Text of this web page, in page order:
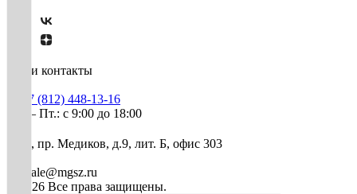
Наши контакты
+7 (812) 448-13-16
Пн. – Пт.: с 9:00 до 18:00
СПб, пр. Медиков, д.9, лит. Б, офис 303
mg-sale@mgsz.ru
© 2026 Все права защищены.